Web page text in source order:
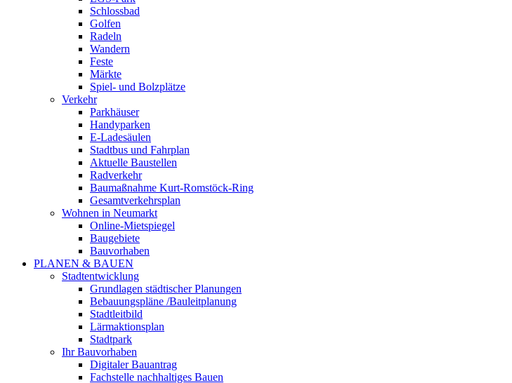
Schlossbad
Golfen
Radeln
Wandern
Feste
Märkte
Spiel- und Bolzplätze
Verkehr
Parkhäuser
Handyparken
E-Ladesäulen
Stadtbus und Fahrplan
Aktuelle Baustellen
Radverkehr
Baumaßnahme Kurt-Romstöck-Ring
Gesamtverkehrsplan
Wohnen in Neumarkt
Online-Mietspiegel
Baugebiete
Bauvorhaben
PLANEN & BAUEN
Stadtentwicklung
Grundlagen städtischer Planungen
Bebauungspläne /Bauleitplanung
Stadtleitbild
Lärmaktionsplan
Stadtpark
Ihr Bauvorhaben
Digitaler Bauantrag
Fachstelle nachhaltiges Bauen